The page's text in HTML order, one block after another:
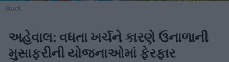
iStock
અહેવાલ: વધતા ખર્ચને કારણે ઉનાળાની
મુસાફરીની યોજનાઓમાં ફેરફાર